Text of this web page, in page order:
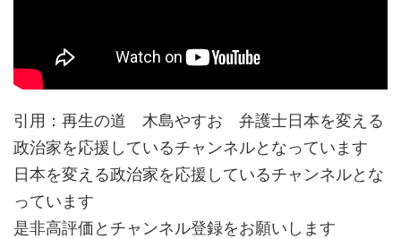
引用：再生の道 木島やすお 弁護士日本を変える
政治家を応援しているチャンネルとなっています
日本を変える政治家を応援しているチャンネルとな
っています
是非高評価とチャンネル登録をお願いします